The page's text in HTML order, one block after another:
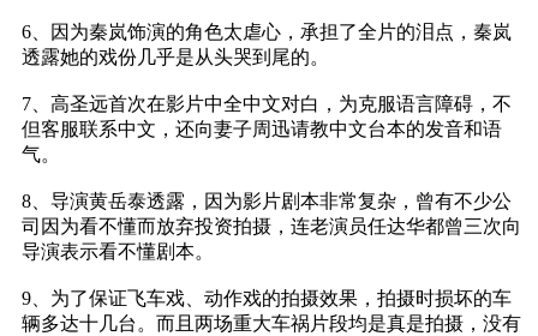
6、因为秦岚饰演的角色太虐心，承担了全片的泪点，秦岚
透露她的戏份几乎是从头哭到尾的。
7、高圣远首次在影片中全中文对白，为克服语言障碍，不
但客服联系中文，还向妻子周迅请教中文台本的发音和语
气。
8、导演黄岳泰透露，因为影片剧本非常复杂，曾有不少公
司因为看不懂而放弃投资拍摄，连老演员任达华都曾三次向
导演表示看不懂剧本。
9、为了保证飞车戏、动作戏的拍摄效果，拍摄时损坏的车
辆多达十几台。而且两场重大车祸片段均是真是拍摄，没有